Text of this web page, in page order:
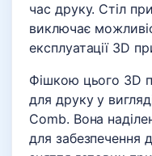
час друку. Стіл
виключає
експлуатації 3D
Фішкою цього 3D
для друку у
Comb. Вона
для забезпечення